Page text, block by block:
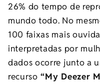
26% do tempo de
mundo todo. No
100 faixas mais
interpretadas por
dados ocorre junto a
recurso “My Deezer